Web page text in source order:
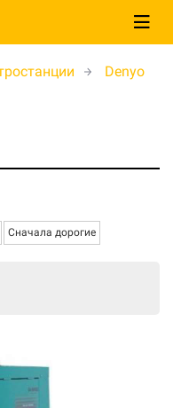
Denyo
Сначала дорогие